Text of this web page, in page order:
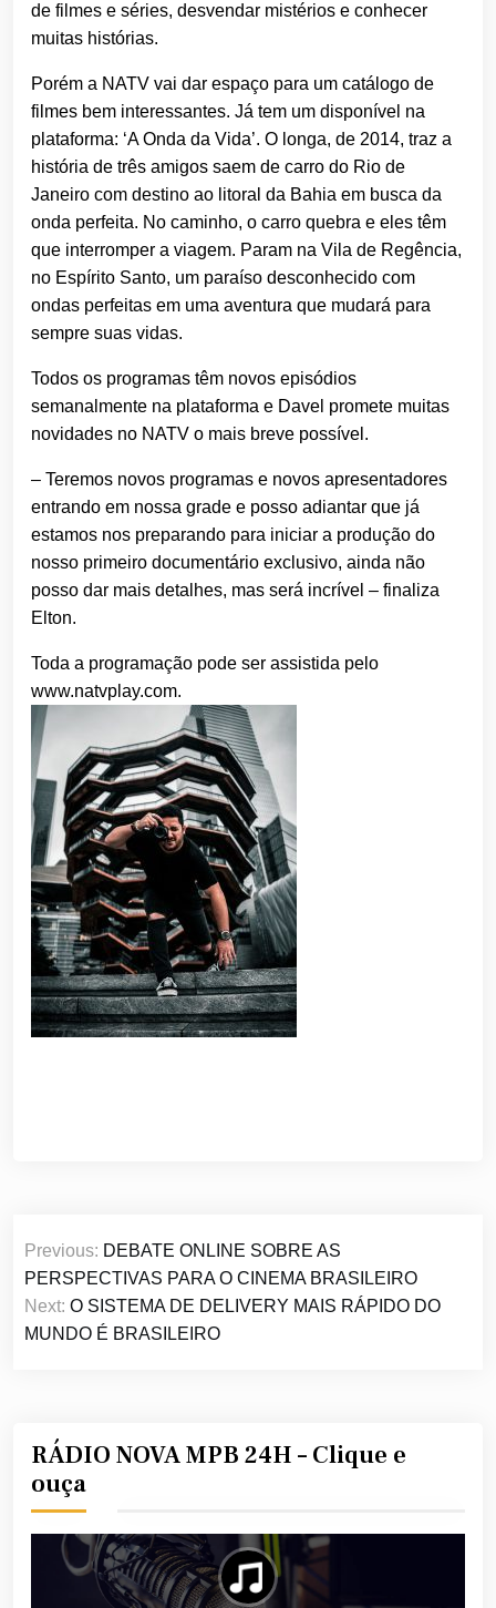
de filmes e séries, desvendar mistérios e conhecer
muitas histórias.
Porém a NATV vai dar espaço para um catálogo de
filmes bem interessantes. Já tem um disponível na
plataforma: ‘A Onda da Vida’. O longa, de 2014, traz a
história de três amigos saem de carro do Rio de
Janeiro com destino ao litoral da Bahia em busca da
onda perfeita. No caminho, o carro quebra e eles têm
que interromper a viagem. Param na Vila de Regência,
no Espírito Santo, um paraíso desconhecido com
ondas perfeitas em uma aventura que mudará para
sempre suas vidas.
Todos os programas têm novos episódios
semanalmente na plataforma e Davel promete muitas
novidades no NATV o mais breve possível.
– Teremos novos programas e novos apresentadores
entrando em nossa grade e posso adiantar que já
estamos nos preparando para iniciar a produção do
nosso primeiro documentário exclusivo, ainda não
posso dar mais detalhes, mas será incrível – finaliza
Elton.
Toda a programação pode ser assistida pelo
www.natvplay.com.
Navegação
de
Post
Previous: DEBATE ONLINE SOBRE AS
PERSPECTIVAS PARA O CINEMA BRASILEIRO
Next: O SISTEMA DE DELIVERY MAIS RÁPIDO DO
MUNDO É BRASILEIRO
RÁDIO NOVA MPB 24H – Clique e
ouça